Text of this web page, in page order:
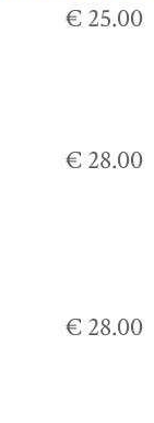
€ 25.00
€ 28.00
€ 28.00